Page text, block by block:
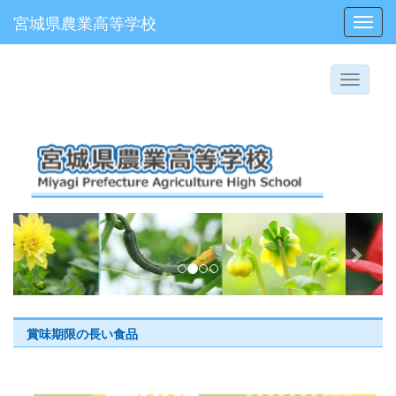
宮城県農業高等学校
p
r
e
v
i
o
e
x
t
賞味期限の長い食品